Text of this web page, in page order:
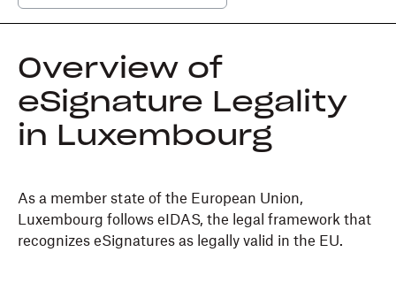
Overview of
eSignature Legality
in Luxembourg
As a member state of the European Union,
Luxembourg follows eIDAS, the legal framework that
recognizes eSignatures as legally valid in the EU.